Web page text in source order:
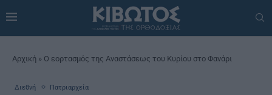
Αρχική » Ο εορτασμός της Αναστάσεως του Κυρίου στο Φανάρι
Διεθνή Πατριαρχεία